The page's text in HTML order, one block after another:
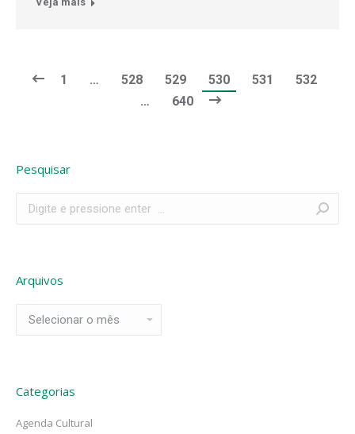
1 … 528 529 530 531
532
…
640
Pesquisar
Arquivos
Categorias
Agenda Cultural